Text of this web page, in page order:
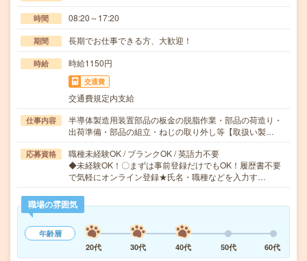
時間 08:20～17:20
期間 長期でお仕事できる方、大歓迎！
時給 時給1150円
交通費
交通費規定内支給
仕事内容
半導体製造用装置部品の板金の脱脂作業・部品の荷造り・
出荷準備・部品の組立・ねじの取り外し等【取扱い製…
応募資格
職種未経験OK / ブランクOK / 英語力不要
◆未経験OK！〇まずは事前登録だけでもOK！履歴書不要
で気軽にオンライン登録★氏名・職種などを入力す…
職場の雰囲気
年齢層
20代
30代 40代 50代 60代